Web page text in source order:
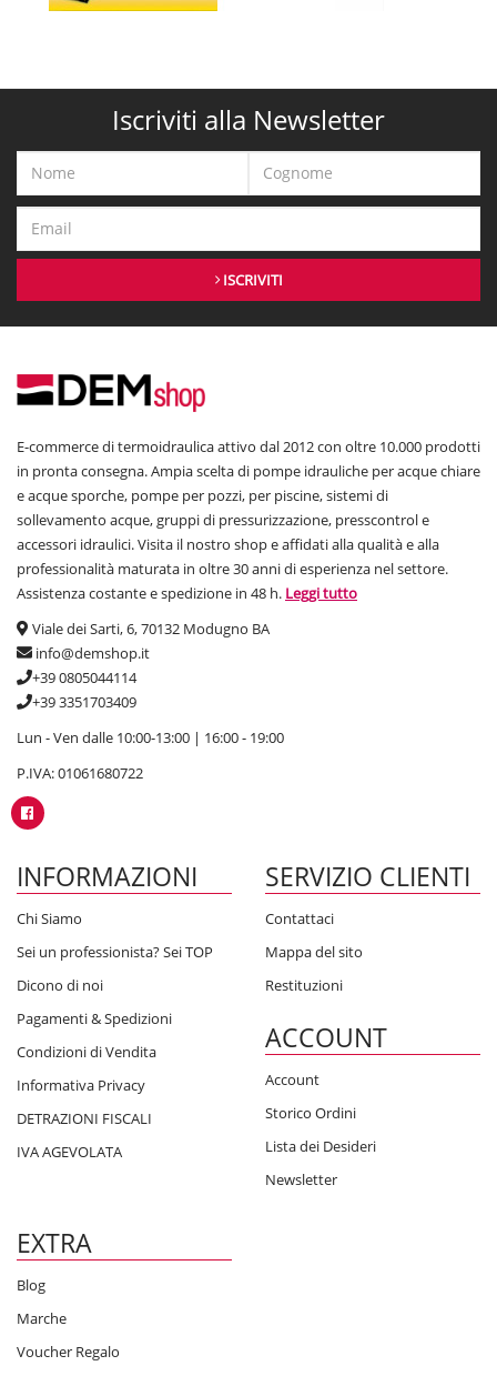
Iscriviti alla Newsletter
ISCRIVITI
E-commerce di termoidraulica attivo dal 2012 con oltre 10.000 prodotti
in pronta consegna. Ampia scelta di pompe idrauliche per acque chiare
e acque sporche, pompe per pozzi, per piscine, sistemi di
sollevamento acque, gruppi di pressurizzazione, presscontrol e
accessori idraulici. Visita il nostro shop e affidati alla qualità e alla
professionalità maturata in oltre 30 anni di esperienza nel settore.
Assistenza costante e spedizione in 48 h. Leggi tutto
Viale dei Sarti, 6, 70132 Modugno BA
info@demshop.it
+39 0805044114
+39 3351703409
Lun - Ven dalle 10:00-13:00 | 16:00 - 19:00
P.IVA: 01061680722
INFORMAZIONI
Chi Siamo
Sei un professionista? Sei TOP
Dicono di noi
Pagamenti & Spedizioni
Condizioni di Vendita
Informativa Privacy
DETRAZIONI FISCALI
IVA AGEVOLATA
SERVIZIO CLIENTI
Contattaci
Mappa del sito
Restituzioni
ACCOUNT
Account
Storico Ordini
Lista dei Desideri
Newsletter
EXTRA
Blog
Marche
Voucher Regalo